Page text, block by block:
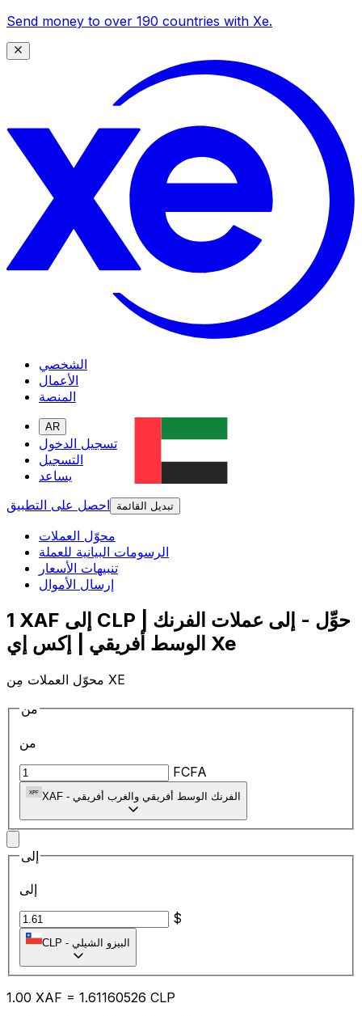
Send money to over 190 countries with Xe.
الشخصي
الأعمال
المنصة
AR
تسجيل الدخول
التسجيل
يساعد
احصل على التطبيق
تبديل القائمة
محوّل العملات
الرسومات البيانية للعملة
تنبيهات الأسعار
إرسال الأموال
1 XAF إلى CLP | حوِّل - إلى عملات الفرنك
الوسط أفريقي | إكس إي Xe
محوّل العملات مِن XE
من
من
FCFA
XAF - الفرنك الوسط أفريقي والغرب أفريقي
إلى
إلى
$
CLP - البيزو الشيلي
1.00 XAF = 1.61160526 CLP